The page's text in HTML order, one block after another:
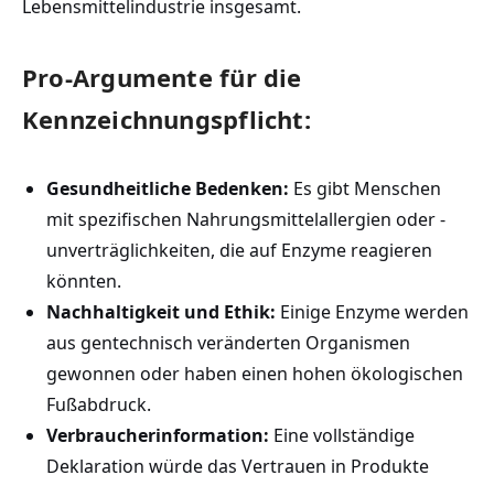
Lebensmittelindustrie insgesamt.
Pro-Argumente für die
Kennzeichnungspflicht:
Gesundheitliche ‌Bedenken: Es gibt Menschen
mit spezifischen⁢ Nahrungsmittelallergien oder‍ -
unverträglichkeiten, die auf Enzyme⁣ reagieren
könnten.
Nachhaltigkeit und Ethik: Einige⁣ Enzyme werden
aus‌ gentechnisch veränderten Organismen
gewonnen oder haben einen‌ hohen ökologischen
Fußabdruck.
Verbraucherinformation: Eine vollständige
Deklaration würde‌ das‍ Vertrauen ‍in Produkte